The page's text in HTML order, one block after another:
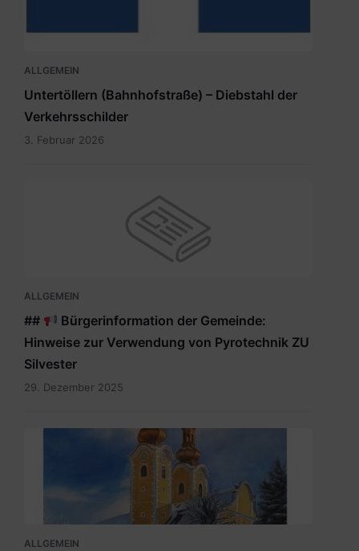
ALLGEMEIN
Untertöllern (Bahnhofstraße) – Diebstahl der
Verkehrsschilder
3. Februar 2026
ALLGEMEIN
##
Bürgerinformation der Gemeinde:
Hinweise zur Verwendung von Pyrotechnik ZU
Silvester
29. Dezember 2025
ALLGEMEIN